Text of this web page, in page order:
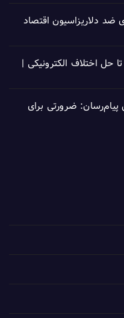
ضد دلاریزاسیون اقتصاد
حل اختلاف الکترونیکی |
ضرورتی برای